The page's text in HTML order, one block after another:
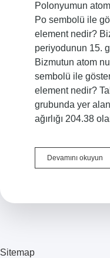
Polonyumun
Po sembolü ile
element nedir?
periyodunun 15.
Bizmutun atom
sembolü ile
element nedir?
grubunda yer
ağırlığı 204.38
Devamını okuyun80
Sitemap